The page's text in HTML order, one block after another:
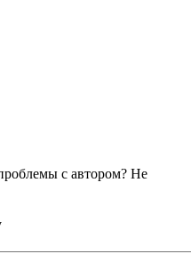
с автором? Не